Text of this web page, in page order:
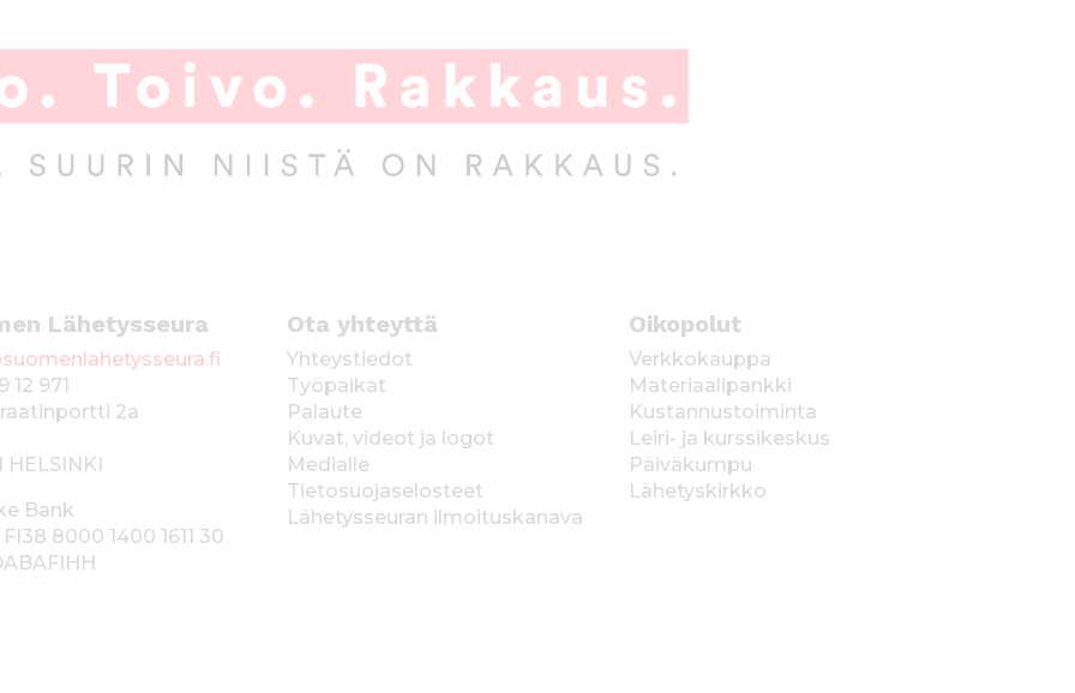
Lähetysseura
12 971
2a
HELSINKI
Bank
FI38 8000 1400 1611 30
Ota yhteyttä
Yhteystiedot
Työpaikat
Palaute
Kuvat, videot ja logot
Medialle
Tietosuojaselosteet
Lähetysseuran ilmoituskanava
Oikopolut
Verkkokauppa
Materiaalipankki
Kustannustoiminta
Leiri- ja kurssikeskus
Päiväkumpu
Lähetyskirkko